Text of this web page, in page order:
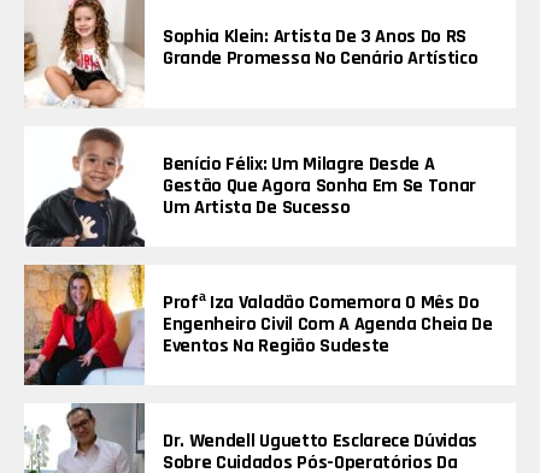
Sophia Klein: Artista De 3 Anos Do RS
Grande Promessa No Cenário Artístico
Benício Félix: Um Milagre Desde A
Gestão Que Agora Sonha Em Se Tonar
Um Artista De Sucesso
Profª Iza Valadão Comemora O Mês Do
Engenheiro Civil Com A Agenda Cheia De
Eventos Na Região Sudeste
Dr. Wendell Uguetto Esclarece Dúvidas
Sobre Cuidados Pós-Operatórios Da